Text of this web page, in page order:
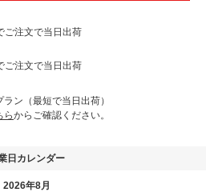
ご注文で当日出荷
ご注文で当日出荷
ン（最短で当日出荷）
らからご確認ください。
日カレンダー
2026年8月